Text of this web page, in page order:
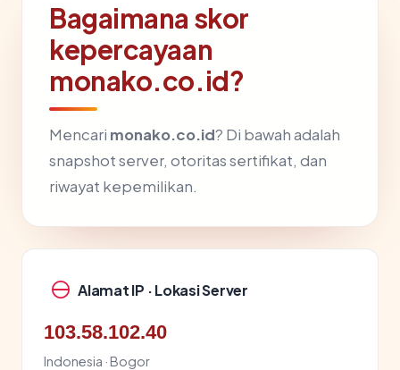
Bagaimana skor
kepercayaan
monako.co.id?
Mencari monako.co.id? Di bawah adalah
snapshot server, otoritas sertifikat, dan
riwayat kepemilikan.
Alamat IP · Lokasi Server
103.58.102.40
Indonesia · Bogor